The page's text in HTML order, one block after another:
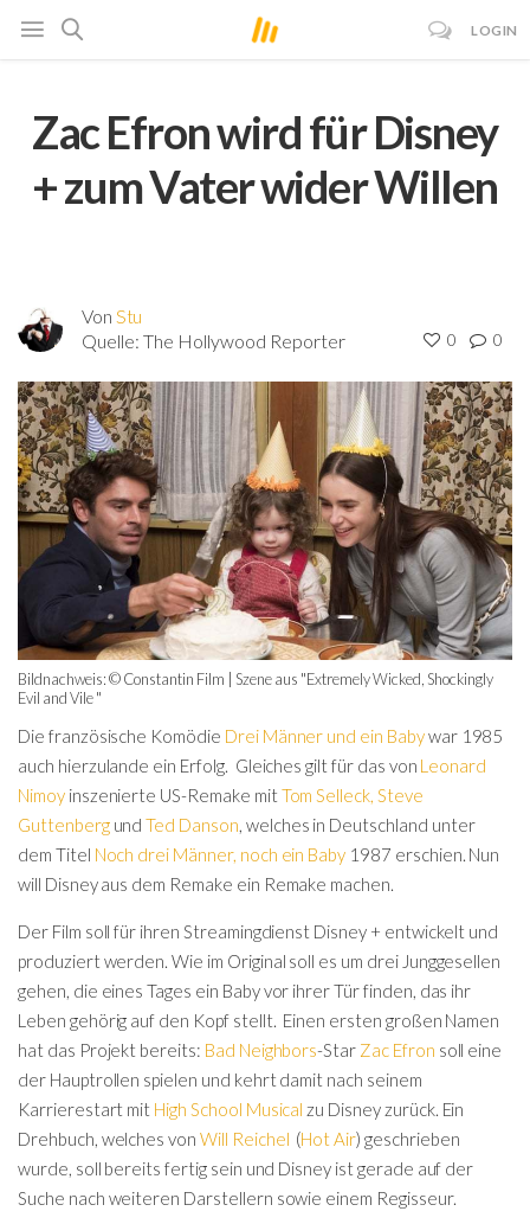
LOGIN
Zac Efron wird für Disney
+ zum Vater wider Willen
Von Stu
Quelle: The Hollywood Reporter 0 0
Bildnachweis: © Constantin Film | Szene aus "Extremely Wicked, Shockingly
Evil and Vile "
Die französische Komödie Drei Männer und ein Babywar 1985
auch hierzulande ein Erfolg. Gleiches gilt für das von Leonard
Nimoyinszenierte US-Remake mit Tom Selleck,Steve
Guttenberg undTed Danson, welches in Deutschland unter
dem Titel Noch drei Männer, noch ein Baby 1987 erschien. Nun
will Disney aus dem Remake ein Remake machen.
Der Film soll für ihren Streamingdienst Disney + entwickelt und
produziert werden. Wie im Original soll es um drei Junggesellen
gehen, die eines Tages ein Baby vor ihrer Tür finden, das ihr
Leben gehörig auf den Kopf stellt. Einen ersten großen Namen
hat das Projekt bereits: Bad Neighbors-Star Zac Efron soll eine
der Hauptrollen spielen und kehrt damit nach seinem
Karrierestart mit High School Musical zu Disney zurück. Ein
Drehbuch, welches vonWill Reichel (Hot Air) geschrieben
wurde, soll bereits fertig sein und Disney ist gerade auf der
Suche nach weiteren Darstellern sowie einem Regisseur.